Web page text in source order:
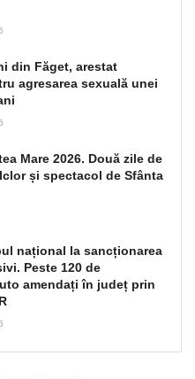
din Făget, arestat
agresarea sexuală unei
Mare 2026. Două zile de
și spectacol de Sfânta
național la sancționarea
Peste 120 de
amendați în județ prin